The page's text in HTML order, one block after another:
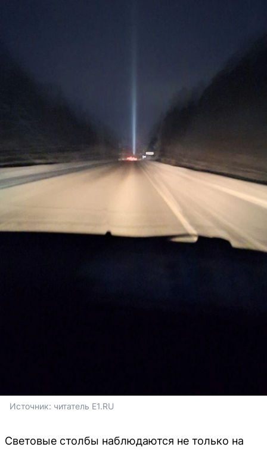
Источник: читатель E1.RU
Световые столбы наблюдаются не только на